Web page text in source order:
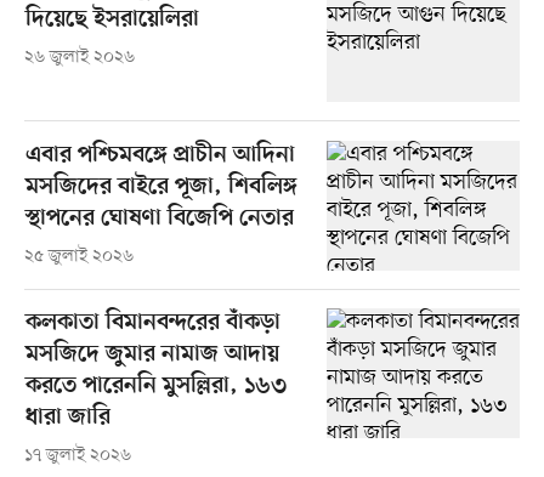
দিয়েছে ইসরায়েলিরা
২৬ জুলাই ২০২৬
এবার পশ্চিমবঙ্গে প্রাচীন আদিনা
মসজিদের বাইরে পূজা, শিবলিঙ্গ
স্থাপনের ঘোষণা বিজেপি নেতার
২৫ জুলাই ২০২৬
কলকাতা বিমানবন্দরের বাঁকড়া
মসজিদে জুমার নামাজ আদায়
করতে পারেননি মুসল্লিরা, ১৬৩
ধারা জারি
১৭ জুলাই ২০২৬